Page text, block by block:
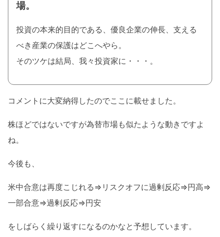
場。
投資の本来的目的である、優良企業の伸長、支える
べき産業の保護はどこへやら。
そのツケは結局、我々投資家に・・・。
コメントに大変納得したのでここに載せました。
株ほどではないですが為替市場も似たような動きですよ
ね。
今後も、
米中合意は再度こじれる⇒リスクオフに過剰反応⇒円高⇒
一部合意⇒過剰反応⇒円安
をしばらく繰り返すになるのかなと予想しています。